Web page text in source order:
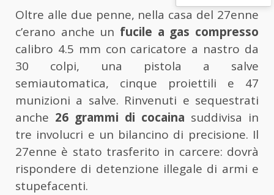
Oltre alle due penne, nella casa del 27enne
c’erano anche un fucile a gas compresso
calibro 4.5 mm con caricatore a nastro da
30 colpi, una pistola a salve
semiautomatica, cinque proiettili e 47
munizioni a salve. Rinvenuti e sequestrati
anche 26 grammi di cocaina suddivisa in
tre involucri e un bilancino di precisione. Il
27enne è stato trasferito in carcere: dovrà
rispondere di detenzione illegale di armi e
stupefacenti.